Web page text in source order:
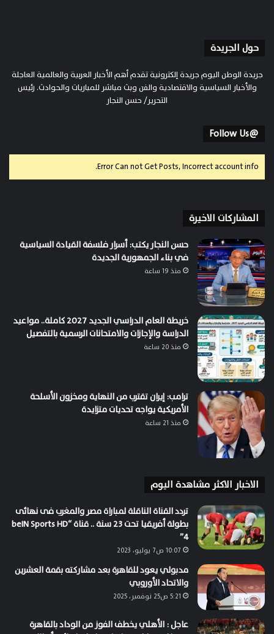
حول الجريدة
جريدة الوطن اليوم جريدة إلكترونية تقدم أهم الأخبار العربية والعالمية العاجلة
والأخبار السياسية والاقتصادية والفن وبث مباشر للمباريات والحوادث. رئيس
التحرير/ حسن النجار
@Follow Us
Error Can not Get Posts, Incorrect account info.
المشاركات الاخيرة
حسن النجار يكتب: أسرار فلسفة القيادة السياسية
في بناء الجمهورية الجديدة
منذ 19 ساعة
خريطة العام الدراسي الجديد 2027 كاملة.. مواعيد
الدراسة والإجازات والامتحانات الرسمية بالتفصيل
منذ 20 ساعة
ترامب: إيران تقترب من النهاية ومخزون الأسلحة
الأمريكية يواجه تحديات متزايدة
منذ 21 ساعة
الاخبار الاكثر مشاهدة اليوم
تردد القناة الناقلة لمباراة مصر والمغرب فى نهائى
بطولة أفريقيا تحت 23 سنة .. قناة “beIN Sports HD
4”
10:07 ص7 يوليو، 2023
مدبولي يعود للقاهرة بعد مشاركته بقمة العشرين
والاتحاد الأوروبي
5:21 ص25 نوفمبر، 2025
عاجل : الأهلي يخطف الفوز من الوداد بالقاهرة